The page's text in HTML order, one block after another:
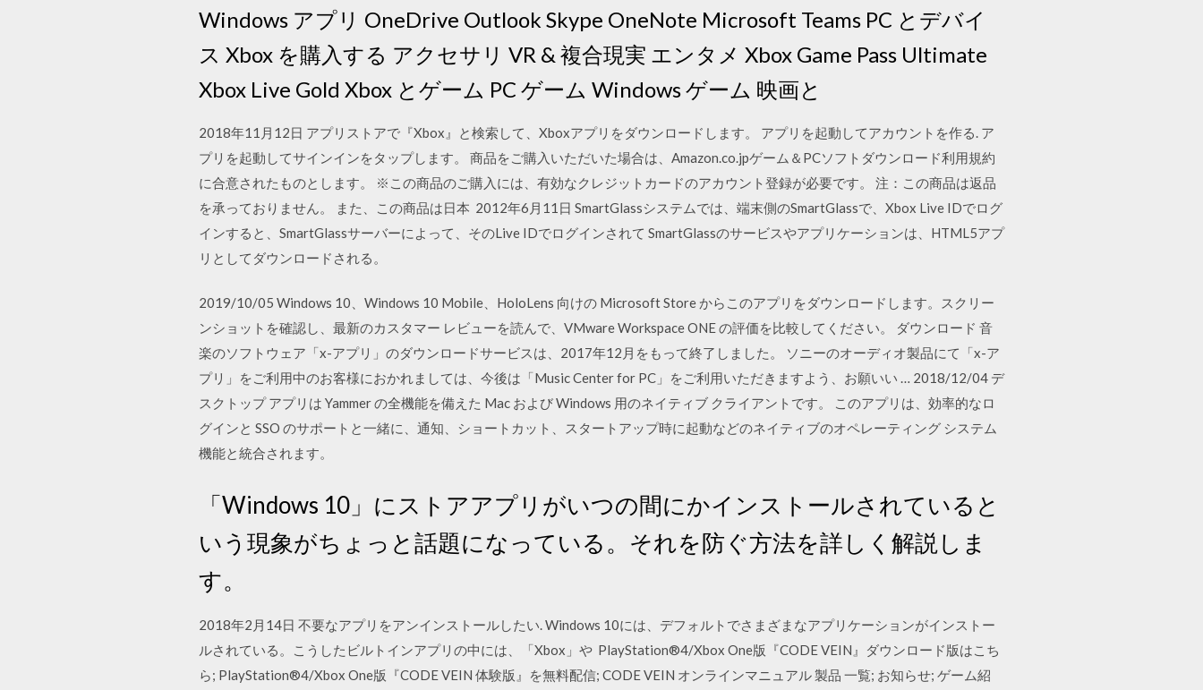
Windows アプリ OneDrive Outlook Skype OneNote Microsoft Teams PC とデバイ
ス Xbox を購入する アクセサリ VR & 複合現実 エンタメ Xbox Game Pass Ultimate
Xbox Live Gold Xbox とゲーム PC ゲーム Windows ゲーム 映画と
2018年11月12日 アプリストアで『Xbox』と検索して、Xboxアプリをダウンロードします。 アプリを起動してアカウントを作る. ア
プリを起動してサインインをタップします。 商品をご購入いただいた場合は、Amazon.co.jpゲーム＆PCソフトダウンロード利用規約
に合意されたものとします。 ※この商品のご購入には、有効なクレジットカードのアカウント登録が必要です。 注：この商品は返品
を承っておりません。 また、この商品は日本 2012年6月11日 SmartGlassシステムでは、端末側のSmartGlassで、Xbox Live IDでログ
インすると、SmartGlassサーバーによって、そのLive IDでログインされて SmartGlassのサービスやアプリケーションは、HTML5アプ
リとしてダウンロードされる。
2019/10/05 Windows 10、Windows 10 Mobile、HoloLens 向けの Microsoft Store からこのアプリをダウンロードします。スクリー
ンショットを確認し、最新のカスタマー レビューを読んで、VMware Workspace ONE の評価を比較してください。 ダウンロード 音
楽のソフトウェア「x-アプリ」のダウンロードサービスは、2017年12月をもって終了しました。 ソニーのオーディオ製品にて「x-ア
プリ」をご利用中のお客様におかれましては、今後は「Music Center for PC」をご利用いただきますよう、お願いい … 2018/12/04 デ
スクトップ アプリは Yammer の全機能を備えた Mac および Windows 用のネイティブ クライアントです。 このアプリは、効率的なロ
グインと SSO のサポートと一緒に、通知、ショートカット、スタートアップ時に起動などのネイティブのオペレーティング システム
機能と統合されます。
「Windows 10」にストアアプリがいつの間にかインストールされていると
いう現象がちょっと話題になっている。それを防ぐ方法を詳しく解説しま
す。
2018年2月14日 不要なアプリをアンインストールしたい. Windows 10には、デフォルトでさまざまなアプリケーションがインストー
ルされている。こうしたビルトインアプリの中には、「Xbox」や PlayStation®4/Xbox One版『CODE VEIN』ダウンロード版はこち
ら; PlayStation®4/Xbox One版『CODE VEIN 体験版』を無料配信; CODE VEIN オンラインマニュアル 製品 一覧; お知らせ; ゲーム紹